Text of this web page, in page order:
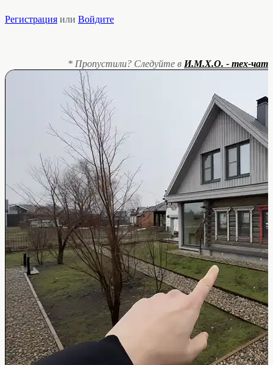
Регистрация или Войдите
* Пропустили? Следуйте в И.М.Х.О. - тех-чат